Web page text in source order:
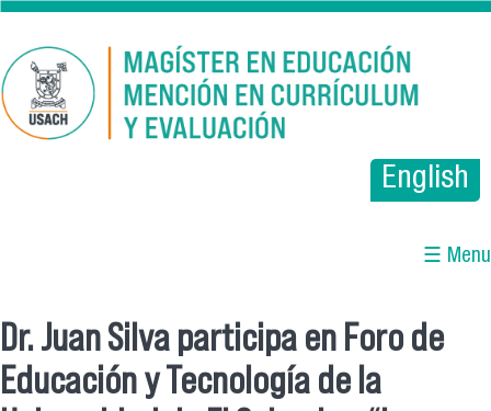
Pasar al contenido principal
English
☰ Menu
Se encuentra usted aquí
Dr. Juan Silva participa en Foro de
Educación y Tecnología de la